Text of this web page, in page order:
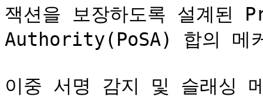
잭션을 보장하도록 설계
Authority(PoSA) 합의 메
이중 서명 감지 및 슬래싱